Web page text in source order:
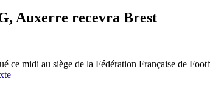
Auxerre recevra Brest
ce midi au siège de la Fédération Française de